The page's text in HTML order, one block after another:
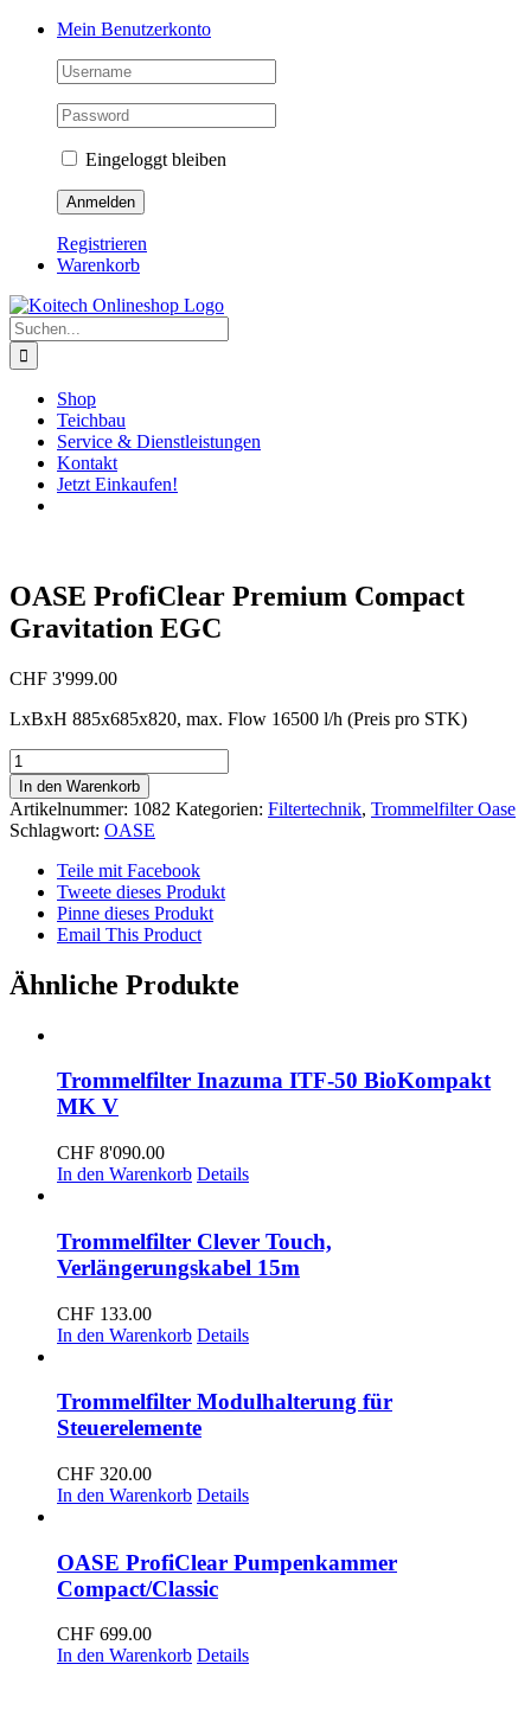
Skip
Mein Benutzerkonto
Eingeloggt bleiben
Registrieren
Warenkorb
Suche
nach:
Shop
Teichbau
Service & Dienstleistungen
Kontakt
Jetzt Einkaufen!
OASE ProfiClear Premium Compact
Gravitation EGC
CHF 3'999.00
LxBxH 885x685x820, max. Flow 16500 l/h (Preis pro STK)
OASE
ProfiClear
Premium
Compact
Gravitation
EGC
Menge
In den Warenkorb
Artikelnummer: 1082 Kategorien: Filtertechnik, Trommelfilter Oase
Schlagwort: OASE
Teile mit Facebook
Tweete dieses Produkt
Pinne dieses Produkt
Email This Product
Ähnliche Produkte
Trommelfilter Inazuma ITF-50 BioKompakt
MK V
CHF 8'090.00
In den Warenkorb Details
Trommelfilter Clever Touch,
Verlängerungskabel 15m
CHF 133.00
In den Warenkorb Details
Trommelfilter Modulhalterung für
Steuerelemente
CHF 320.00
In den Warenkorb Details
OASE ProfiClear Pumpenkammer
Compact/Classic
CHF 699.00
In den Warenkorb Details